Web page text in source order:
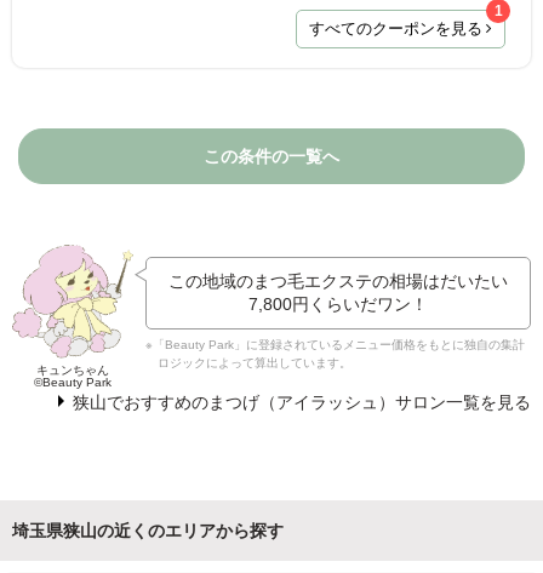
すべてのクーポンを見る
1
この条件の一覧へ
キュンちゃん
©Beauty Park
この地域のまつ毛エクステの相場はだいたい
7,800円 くらいだワン！
※「Beauty Park」に登録されているメニュー価格をもとに独自の集計
ロジックによって算出しています。
狭山でおすすめのまつげ（アイラッシュ）サロン一覧を見る
埼玉県狭山の近くのエリアから探す